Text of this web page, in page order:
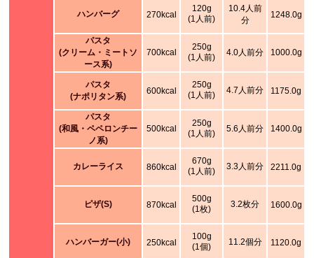
ハンバーグ 270kcal
120g
(1人前)
10.4人前
分
1248.0g
パスタ
(クリーム・ミートソ
ース系)
700kcal
250g
(1人前)
4.0人前分 1000.0g
パスタ
(ナポリタン系)
600kcal
250g
(1人前)
4.7人前分 1175.0g
パスタ
(和風・ペペロンチー
ノ系)
500kcal
250g
(1人前)
5.6人前分 1400.0g
カレーライス 860kcal
670g
(1人前)
3.3人前分 2211.0g
ピザ(S) 870kcal
500g
(1枚)
3.2枚分 1600.0g
ハンバーガー(小) 250kcal
100g
(1個)
11.2個分 1120.0g